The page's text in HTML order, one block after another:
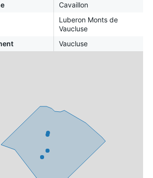
Cavaillon
Luberon Monts de
Vaucluse
Vaucluse